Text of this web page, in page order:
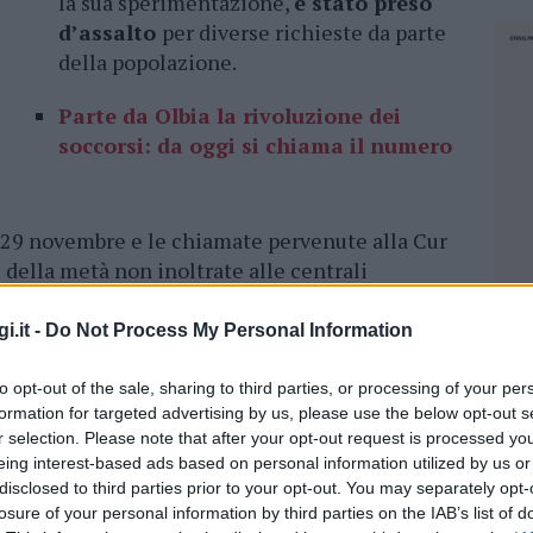
- Do Not Process My Personal Information
opt-out of the sale, sharing to third parties, or processing of your
for targeted advertising by us, please use the below opt-out
selection. Please note that after your opt-out request is processed
interest-based ads based on personal information utilized by us
to third parties prior to your opt-out. You may separately
of your personal information by third parties on the IAB’s list of
d’assalto per diverse richieste da parte
della popolazione.
Parte da Olbia la rivoluzione dei
soccorsi: da oggi si chiama il numero
novembre e le chiamate pervenute alla Cur
della metà non inoltrate alle centrali
inappropriate e gestite direttamente dagli
il 49,4 % sono state gestite dal
dal prossimo 31 gennaio sarà già possibile
U” collegata alla Cur Nue 112, che consente
con il contestualeinvio della